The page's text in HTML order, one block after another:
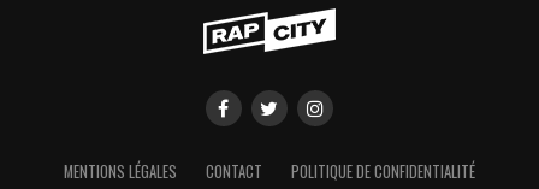
MENTIONS LÉGALES CONTACT POLITIQUE DE CONFIDENTIALITÉ